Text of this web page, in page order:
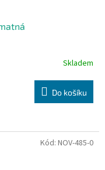
Skladem
Do košíku
Kód: NOV-485-0